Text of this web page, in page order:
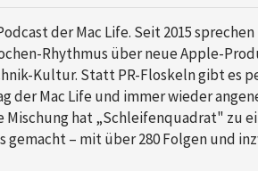
der Mac Life. Seit 2015 sprechen
Rhythmus über neue Apple-
Kultur. Statt PR-Floskeln gibt es
der Mac Life und immer wieder
Mischung hat „Schleifenquadrat" zu
– mit über 280 Folgen und